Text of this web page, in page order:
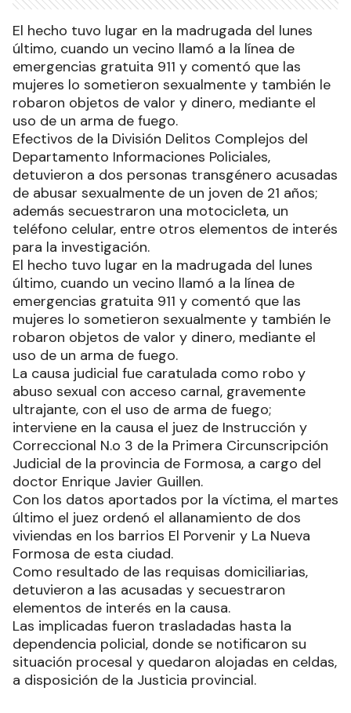
El hecho tuvo lugar en la madrugada del lunes
último, cuando un vecino llamó a la línea de
emergencias gratuita 911 y comentó que las
mujeres lo sometieron sexualmente y también le
robaron objetos de valor y dinero, mediante el
uso de un arma de fuego.
Efectivos de la División Delitos Complejos del
Departamento Informaciones Policiales,
detuvieron a dos personas transgénero acusadas
de abusar sexualmente de un joven de 21 años;
además secuestraron una motocicleta, un
teléfono celular, entre otros elementos de interés
para la investigación.
El hecho tuvo lugar en la madrugada del lunes
último, cuando un vecino llamó a la línea de
emergencias gratuita 911 y comentó que las
mujeres lo sometieron sexualmente y también le
robaron objetos de valor y dinero, mediante el
uso de un arma de fuego.
La causa judicial fue caratulada como robo y
abuso sexual con acceso carnal, gravemente
ultrajante, con el uso de arma de fuego;
interviene en la causa el juez de Instrucción y
Correccional N.o 3 de la Primera Circunscripción
Judicial de la provincia de Formosa, a cargo del
doctor Enrique Javier Guillen.
Con los datos aportados por la víctima, el martes
último el juez ordenó el allanamiento de dos
viviendas en los barrios El Porvenir y La Nueva
Formosa de esta ciudad.
Como resultado de las requisas domiciliarias,
detuvieron a las acusadas y secuestraron
elementos de interés en la causa.
Las implicadas fueron trasladadas hasta la
dependencia policial, donde se notificaron su
situación procesal y quedaron alojadas en celdas,
a disposición de la Justicia provincial.